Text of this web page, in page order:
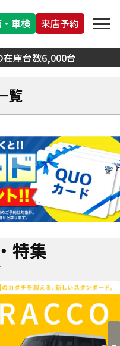
庫台数6,000台
車検 来店予約
覧
特集